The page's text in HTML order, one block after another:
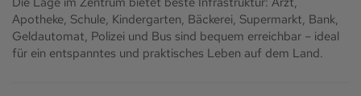
Apotheke, Schule, Kindergarten, Bäckerei, Supermarkt, Bank,
Geldautomat, Polizei und Bus sind bequem erreichbar – ideal
für ein entspanntes und praktisches Leben auf dem Land.